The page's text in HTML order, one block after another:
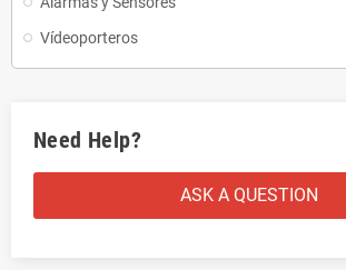
Vídeoporteros
Need Help?
ASK A QUESTION